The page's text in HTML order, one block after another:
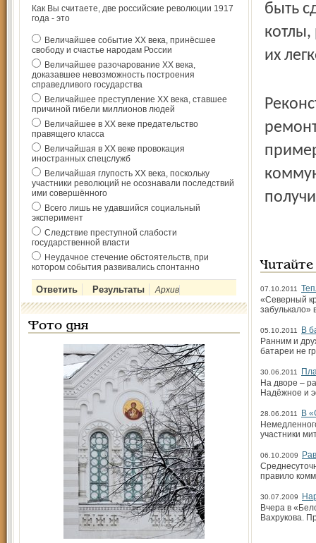
Как Вы считаете, две российские революции 1917
года - это
Величайшее событие ХХ века, принёсшее
свободу и счастье народам России
Величайшее разочарование ХХ века,
доказавшее невозможность построения
справедливого государства
Величайшее преступление ХХ века, ставшее
причиной гибели миллионов людей
Величайшее в ХХ веке предательство
правящего класса
Величайшая в ХХ веке провокация
иностранных спецслужб
Величайшая глупость ХХ века, поскольку
участники революций не осознавали последствий
ими совершённого
Всего лишь не удавшийся социальный
эксперимент
Следствие преступной слабости
государственной власти
Неудачное стечение обстоятельств, при
котором события развивались спонтанно
Архив
Фото дня
быть
котлы,
их
07.10.2011
«Северный
забулькало»
05.10.2011
В
Ранним и
батареи не
30.06.2011
На дворе –
Надёжное и
28.06.2011
В
участники
06.10.2009
правило
30.07.2009
Вчера в
Вахрукова.